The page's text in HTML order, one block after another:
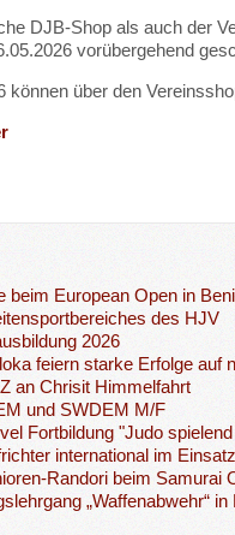
DJB-Shop als auch der
vorübergehend
können über den
beim European Open in
des HJV
2026
feiern starke Erfolge auf
an Chrisit Himmelfahrt
und SWDEM M/F
Fortbildung "Judo spielend
international im
Randori beim Samurai
„Waffenabwehr“ in